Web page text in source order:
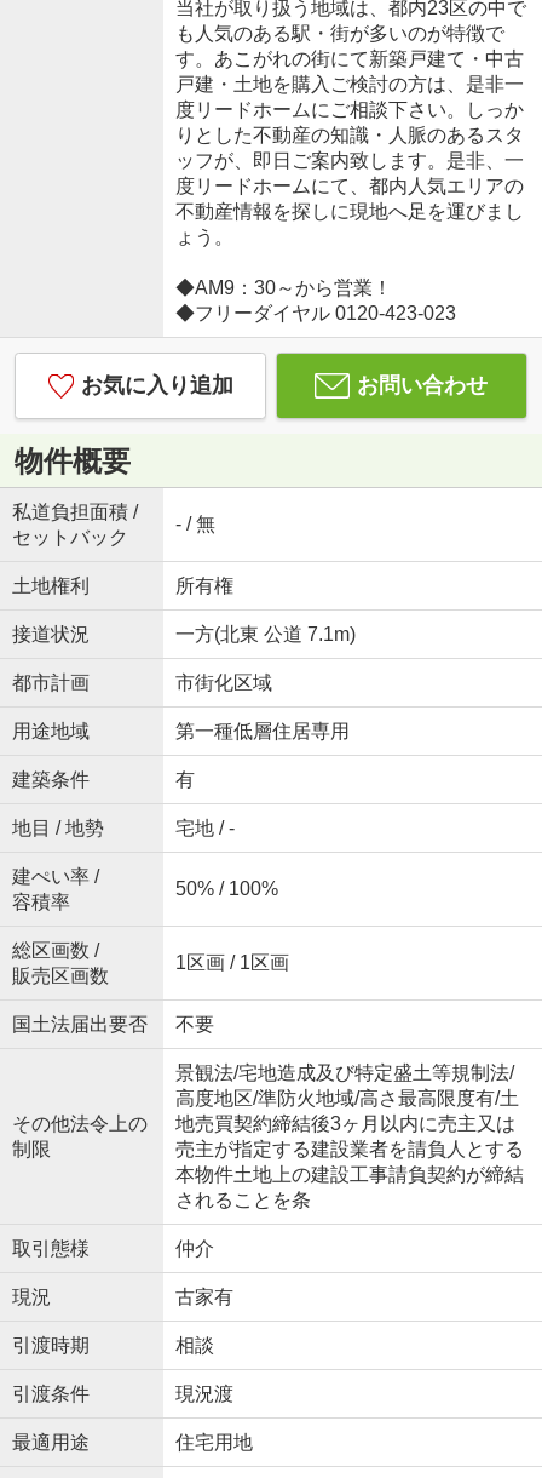
当社が取り扱う地域は、都内23区の中で
も人気のある駅・街が多いのが特徴で
す。あこがれの街にて新築戸建て・中古
戸建・土地を購入ご検討の方は、是非一
度リードホームにご相談下さい。しっか
りとした不動産の知識・人脈のあるスタ
ッフが、即日ご案内致します。是非、一
度リードホームにて、都内人気エリアの
不動産情報を探しに現地へ足を運びまし
ょう。
◆AM9：30～から営業！
◆フリーダイヤル 0120-423-023
お気に入り追加 お問い合わせ
物件概要
私道負担面積 /
セットバック
- / 無
土地権利 所有権
接道状況 一方(北東 公道 7.1m)
都市計画 市街化区域
用途地域 第一種低層住居専用
建築条件 有
地目 / 地勢 宅地 / -
建ぺい率 /
容積率
50% / 100%
総区画数 /
販売区画数
1区画 / 1区画
国土法届出要否 不要
その他法令上の
制限
景観法/宅地造成及び特定盛土等規制法/
高度地区/準防火地域/高さ最高限度有/土
地売買契約締結後3ヶ月以内に売主又は
売主が指定する建設業者を請負人とする
本物件土地上の建設工事請負契約が締結
されることを条
取引態様 仲介
現況 古家有
引渡時期 相談
引渡条件 現況渡
最適用途 住宅用地